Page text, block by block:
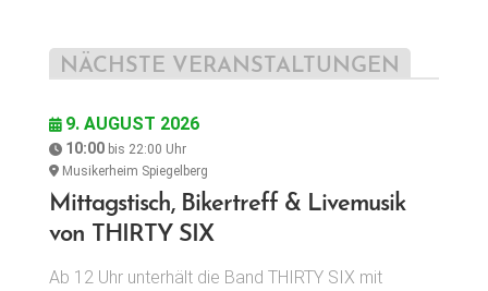
NÄCHSTE VERANSTALTUNGEN
9. AUGUST 2026
10:00 bis 22:00 Uhr
Musikerheim Spiegelberg
Mittagstisch, Bikertreff & Livemusik
von THIRTY SIX
Ab 12 Uhr unterhält die Band THIRTY SIX mit